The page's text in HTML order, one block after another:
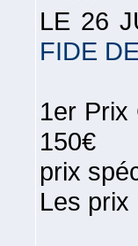
LE 26
FIDE
1er Prix
150€
prix
Les prix